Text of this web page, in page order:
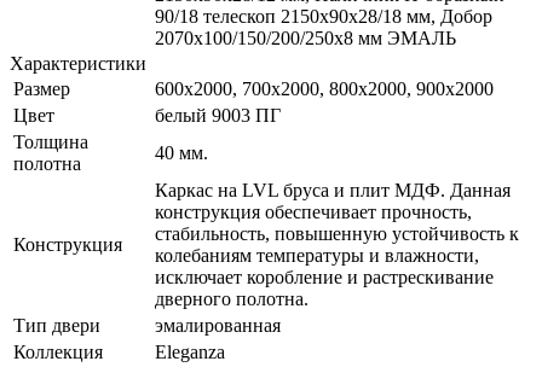
90/18 телескоп 2150х90х28/18 мм, Добор
2070х100/150/200/250х8 мм ЭМАЛЬ
Характеристики
Размер
600x2000, 700x2000, 800x2000, 900x2000
Цвет
белый 9003 ПГ
Толщина
полотна
40 мм.
Конструкция
Каркас на LVL бруса и плит МДФ. Данная
конструкция обеспечивает прочность,
стабильность, повышенную устойчивость к
колебаниям температуры и влажности,
исключает коробление и растрескивание
дверного полотна.
Тип двери
эмалированная
Коллекция
Eleganza